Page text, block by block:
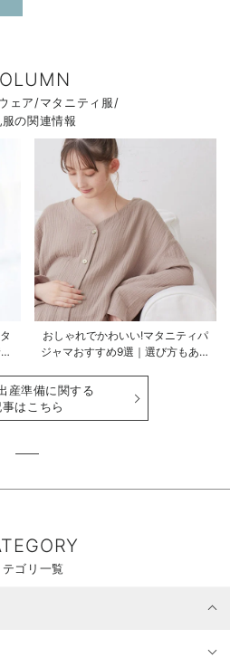
ェア/マタニティ服/
の関連情報
おしゃれでかわいい!マタニティパ
ジャマおすすめ9選｜選び方もあわ
産準備に関する
はこちら
テゴリ一覧